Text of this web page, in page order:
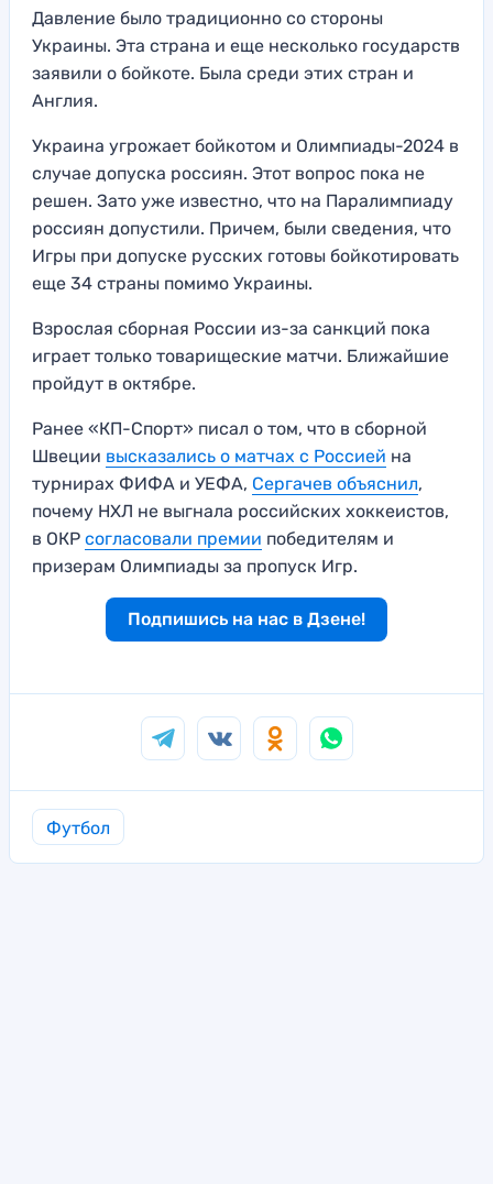
Давление было традиционно со стороны
Украины. Эта страна и еще несколько государств
заявили о бойкоте. Была среди этих стран и
Англия.
Украина угрожает бойкотом и Олимпиады-2024 в
случае допуска россиян. Этот вопрос пока не
решен. Зато уже известно, что на Паралимпиаду
россиян допустили. Причем, были сведения, что
Игры при допуске русских готовы бойкотировать
еще 34 страны помимо Украины.
Взрослая сборная России из-за санкций пока
играет только товарищеские матчи. Ближайшие
пройдут в октябре.
Ранее «КП-Спорт» писал о том, что в сборной
Швеции высказались о матчах с Россией на
турнирах ФИФА и УЕФА, Сергачев объяснил,
почему НХЛ не выгнала российских хоккеистов,
в ОКР согласовали премии победителям и
призерам Олимпиады за пропуск Игр.
Подпишись на нас в Дзене!
Футбол